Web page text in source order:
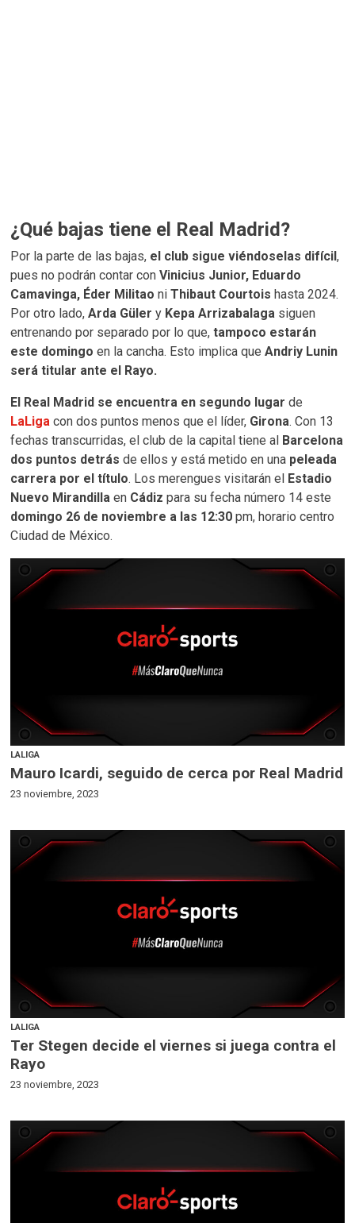
¿Qué bajas tiene el Real Madrid?
Por la parte de las bajas, el club sigue viéndoselas difícil,
pues no podrán contar conVinicius Junior, Eduardo
Camavinga, Éder Militao niThibaut Courtois hasta 2024.
Por otro lado,Arda Güler y Kepa Arrizabalaga siguen
entrenando por separado por lo que, tampoco estarán
este domingo en la cancha. Esto implica queAndriy Lunin
será titular ante el Rayo.
El Real Madrid se encuentra en segundo lugar de
LaLiga con dos puntos menos que el líder, Girona. Con 13
fechas transcurridas, el club de la capital tiene al Barcelona
dos puntos detrás de ellos y está metido en una peleada
carrera por el título. Los merengues visitarán el Estadio
Nuevo Mirandilla en Cádiz para su fecha número 14 este
domingo 26 de noviembre a las 12:30pm, horario centro
Ciudad de México.
LALIGA
Mauro Icardi, seguido de cerca por Real Madrid
23 noviembre, 2023
LALIGA
Ter Stegen decide el viernes si juega contra el
Rayo
23 noviembre, 2023